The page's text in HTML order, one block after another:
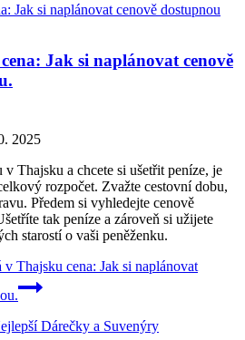
Jak si naplánovat cenově
2025
Thajsku a chcete si ušetřit peníze, je
rozpočet. Zvažte cestovní dobu,
Předem si vyhledejte cenově
tak peníze a zároveň si užijete
starostí o vaši peněženku.
v Thajsku cena: Jak si naplánovat